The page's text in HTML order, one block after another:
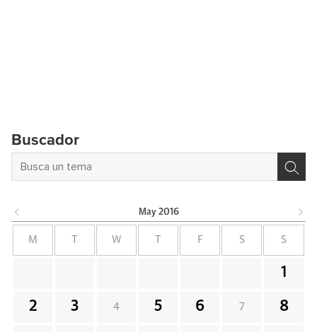
Buscador
May 2016
M W F S S
1
2 3 4 5 6 7 8